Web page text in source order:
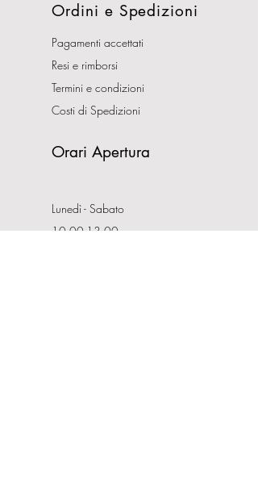
Ordini e Spedizioni
Pagamenti accettati
Resi e rimborsi
Termini e condizioni
Costi di Spedizioni
Orari Apertura
Lunedì - Sabato
10:00-13:00